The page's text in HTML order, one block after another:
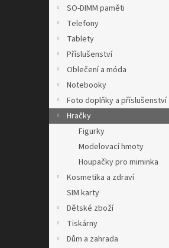
SO-DIMM paměti
Telefony
Tablety
Příslušenství
Oblečení a móda
Notebooky
Foto doplňky a příslušenství
Hračky
Figurky
Modelovací hmoty
Houpačky pro miminka
Kosmetika a zdraví
SIM karty
Dětské zboží
Tiskárny
Dům a zahrada